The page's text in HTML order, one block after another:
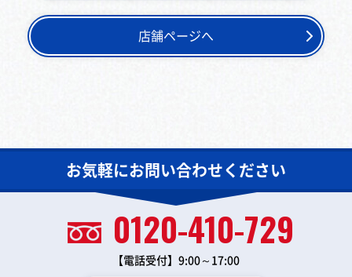
店舗ページへ
お気軽にお問い合わせください
0120-410-729
【電話受付】9:00～17:00